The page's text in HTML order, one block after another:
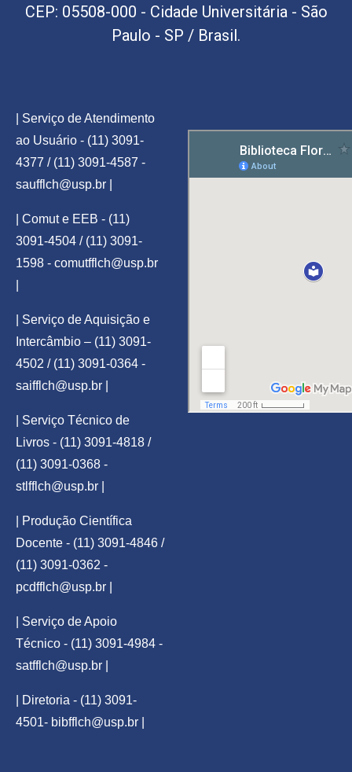
CEP: 05508-000 - Cidade Universitária - São
Paulo - SP / Brasil.
| Serviço de Atendimento
ao Usuário - (11) 3091-
4377 / (11) 3091-4587 -
saufflch@usp.br
| Comut e EEB - (11)
3091-4504 / (11) 3091-
1598 - comutfflch@usp.br
| Serviço de Aquisição e
Intercâmbio – (11) 3091-
4502 / (11) 3091-0364 -
saifflch@usp.br
| Serviço Técnico de
Livros - (11) 3091-4818 /
(11) 3091-0368 -
stlfflch@usp.br
| Produção Científica
Docente - (11) 3091-4846 /
(11) 3091-0362 -
pcdfflch@usp.br
| Serviço de Apoio
Técnico - (11) 3091-4984 -
satfflch@usp.br
| Diretoria - (11) 3091-
4501- bibfflch@usp.br